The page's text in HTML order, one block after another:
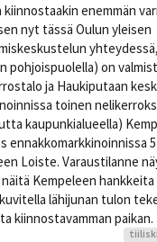
kiinnostaakin enemmän
nyt tässä Oulun yleisen
pohjoispuolella) on
ja Haukiputaan
toinen
kaupunkialueella)
ennakkomarkkinoinnissa
Loiste. Varaustilanne
näitä Kempeleen
lähijunan tulon
kiinnostavamman paikan.